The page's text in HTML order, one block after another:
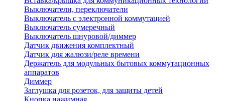
Выключатели, переключатели
Выключатель с электронной коммутацией
Выключатель сумеречный
Выключатель шнуровой/диммер
Датчик движения комплектный
Датчик для жалюзи/реле времени
Держатель для модульных бытовых коммутационных
аппаратов
Диммер
Заглушка для розеток, для защиты детей
Кнопка нажимная